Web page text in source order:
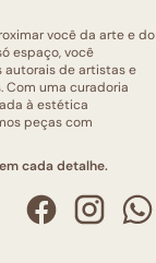
você da arte e do
espaço, você
autorais de artistas e
Com uma curadoria
à estética
peças com
cada detalhe.